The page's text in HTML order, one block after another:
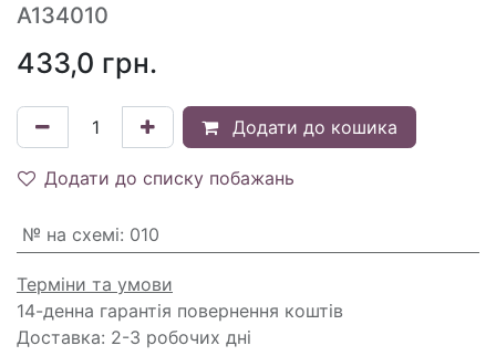
A134010
433,0 грн.
Додати до кошика
Додати до списку побажань
№ на схемі: 010
Терміни та умови
14-денна гарантія повернення коштів
Доставка: 2-3 робочих дні